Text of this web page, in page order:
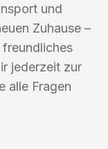
und
Zuhause –
freundliches
jederzeit zur
alle Fragen